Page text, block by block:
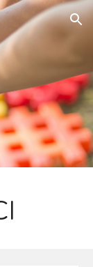
to navigation